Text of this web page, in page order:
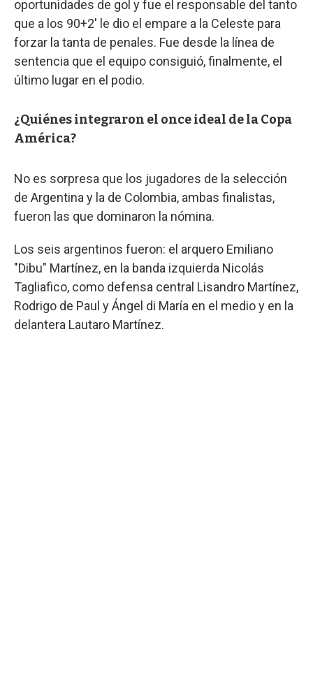
oportunidades de gol y fue el responsable del tanto
que a los 90+2' le dio el empare a la Celeste para
forzar la tanta de penales. Fue desde la línea de
sentencia que el equipo consiguió, finalmente, el
último lugar en el podio.
¿Quiénes integraron el once ideal de la Copa
América?
No es sorpresa que los jugadores de la selección
de Argentina y la de Colombia, ambas finalistas,
fueron las que dominaron la nómina.
Los seis argentinos fueron: el arquero Emiliano
"Dibu" Martínez, en la banda izquierda Nicolás
Tagliafico, como defensa central Lisandro Martínez,
Rodrigo de Paul y Ángel di María en el medio y en la
delantera Lautaro Martínez.